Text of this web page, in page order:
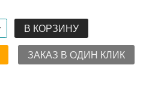
В КОРЗИНУ
ЗАКАЗ В ОДИН КЛИК